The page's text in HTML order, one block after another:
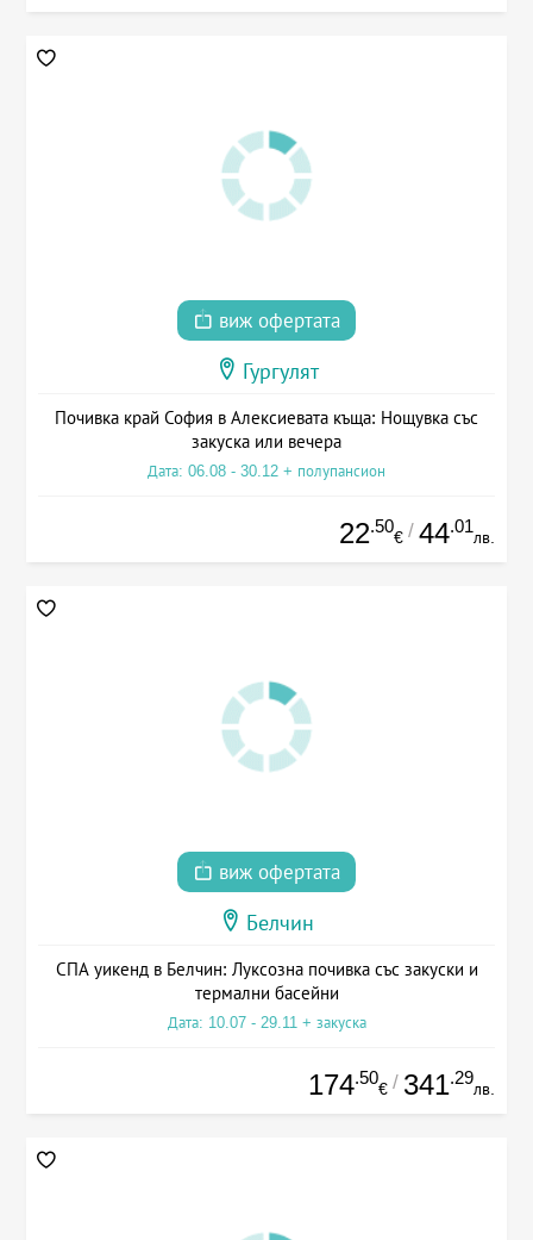
виж офертата
Гургулят
Почивка край София в Алексиевата къща: Нощувка със
закуска или вечера
Дата: 06.08 - 30.12 + полупансион
22.50
€ / 44.01
лв.
виж офертата
Белчин
СПА уикенд в Белчин: Луксозна почивка със закуски и
термални басейни
Дата: 10.07 - 29.11 + закуска
174.50
€ / 341.29
лв.